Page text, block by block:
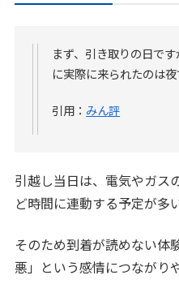
まず、引き取りの日で
に実際に来られたのは夜
引用： みん評
引越し当日は、電気やガス
ど時間に連動する予定が多
そのため到着が読めない体
悪」という感情につながり